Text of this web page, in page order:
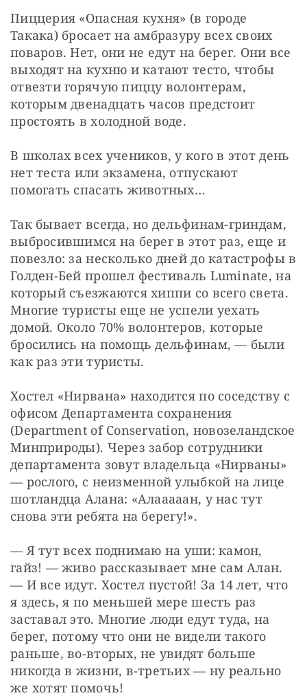
Пиццерия «Опасная кухня» (в городе
Такака) бросает на амбразуру всех своих
поваров. Нет, они не едут на берег. Они все
выходят на кухню и катают тесто, чтобы
отвезти горячую пиццу волонтерам,
которым двенадцать часов предстоит
простоять в холодной воде.
В школах всех учеников, у кого в этот день
нет теста или экзамена, отпускают
помогать спасать животных…
Так бывает всегда, но дельфинам-гриндам,
выбросившимся на берег в этот раз, еще и
повезло: за несколько дней до катастрофы в
Голден-Бей прошел фестиваль Luminate, на
который съезжаются хиппи со всего света.
Многие туристы еще не успели уехать
домой. Около 70% волонтеров, которые
бросились на помощь дельфинам, — были
как раз эти туристы.
Хостел «Нирвана» находится по соседству с
офисом Департамента сохранения
(Department of Conservation, новозеландское
Минприроды). Через забор сотрудники
департамента зовут владельца «Нирваны»
— рослого, с неизменной улыбкой на лице
шотландца Алана: «Алааааан, у нас тут
снова эти ребята на берегу!».
— Я тут всех поднимаю на уши: камон,
гайз! — живо рассказывает мне сам Алан.
— И все идут. Хостел пустой! За 14 лет, что
я здесь, я по меньшей мере шесть раз
заставал это. Многие люди едут туда, на
берег, потому что они не видели такого
раньше, во-вторых, не увидят больше
никогда в жизни, в-третьих — ну реально
же хотят помочь!